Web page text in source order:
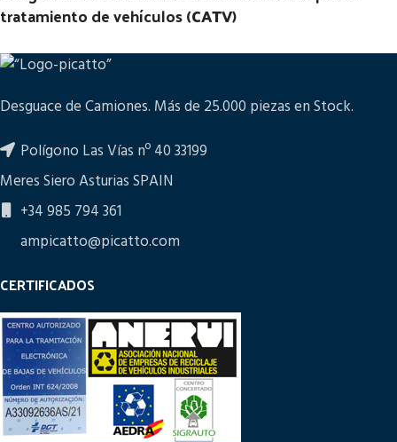
tratamiento de vehículos (CATV)
Desguace de Camiones. Más de 25.000 piezas en Stock.
Polígono Las Vías nº 40 33199
Meres Siero Asturias SPAIN
+34 985 794 361
ampicatto@picatto.com
CERTIFICADOS